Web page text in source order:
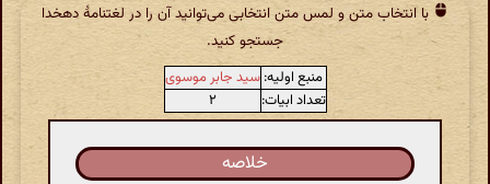
با انتخاب متن و لمس متن انتخابی می‌توانید آن را در لغتنامهٔ دهخدا
جستجو کنید.
منبع اولیه: سید جابر موسوی
تعداد ابیات:
۲
خلاصه